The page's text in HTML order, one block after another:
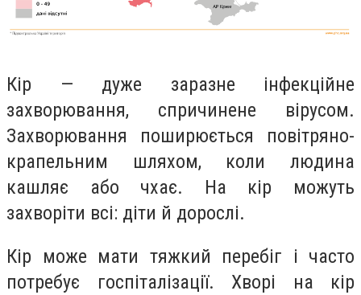
Кір — дуже заразне інфекційне
захворювання, спричинене вірусом.
Захворювання поширюється повітряно-
крапельним шляхом, коли людина
кашляє або чхає. На кір можуть
захворіти всі: діти й дорослі.
Кір може мати тяжкий перебіг і часто
потребує госпіталізації. Хворі на кір